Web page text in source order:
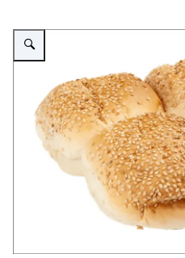
Vergroot afbeelding Hamburgerbollen